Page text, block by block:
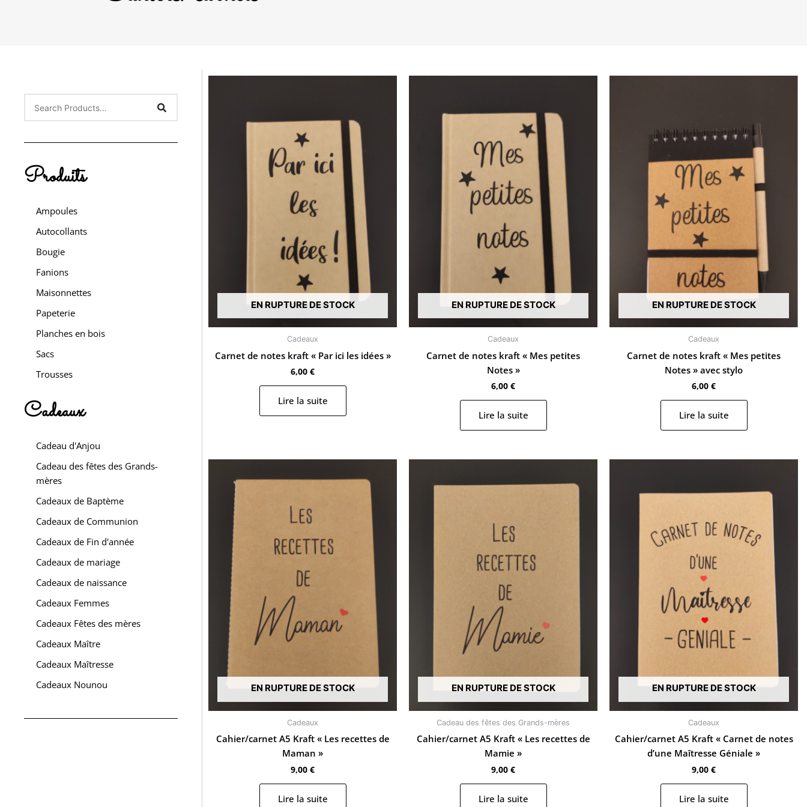
Produits
Ampoules
Autocollants
Bougie
Fanions
Maisonnettes
Papeterie
Planches en bois
Sacs
Trousses
Cadeaux
Cadeau d'Anjou
Cadeau des fêtes des Grands-
mères
Cadeaux de Baptème
Cadeaux de Communion
Cadeaux de Fin d'année
Cadeaux de mariage
Cadeaux de naissance
Cadeaux Femmes
Cadeaux Fêtes des mères
Cadeaux Maître
Cadeaux Maîtresse
Cadeaux Nounou
EN RUPTURE DE STOCK
Cadeaux
Carnet de notes kraft « Par ici les idées »
6,00€
Lire la suite
EN RUPTURE DE STOCK
Cadeaux
Carnet de notes kraft « Mes petites
Notes »
6,00€
Lire la suite
EN RUPTURE DE STOCK
Cadeaux
Carnet de notes kraft « Mes petites
Notes » avec stylo
6,00€
Lire la suite
EN RUPTURE DE STOCK
Cadeaux
Cahier/carnet A5 Kraft « Les recettes de
Maman »
9,00€
Lire la suite
EN RUPTURE DE STOCK
Cadeau des fêtes des Grands-mères
Cahier/carnet A5 Kraft « Les recettes de
Mamie »
9,00€
Lire la suite
EN RUPTURE DE STOCK
Cadeaux
Cahier/carnet A5 Kraft « Carnet de notes
d’une Maîtresse Géniale »
9,00€
Lire la suite